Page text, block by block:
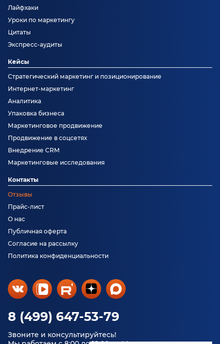
8 (499) 647-53-79
Звоните и консультируйтесь!
Лайфхаки
Уроки по маркетингу
Цитаты
Экспресс-аудиты
Кейсы
Стратегический маркетинг и позиционирование
Интернет-маркетинг
Аналитика
Упаковка бизнеса
Маркетинговое продвижение
Продвижение в соцсетях
Внедрение CRM
Маркетинговые исследования
Контакты
Отзывы
Прайс-лист
О нас
Публичная оферта
Согласие на рассылку
Политика конфиденциальности